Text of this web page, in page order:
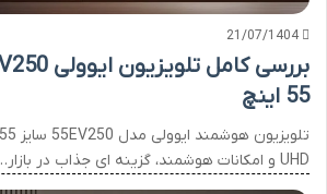
21/07/1404
55 اینچ
UHD و امکانات هوشمند، گزینه ای جذاب در بازار…